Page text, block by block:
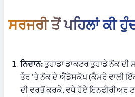
ਸਰਜਰੀ ਤੋਂ ਪਹਿਲਾਂ ਕੀ
ਨਿਦਾਨ: ਤੁਹਾਡਾ ਡਾਕਟਰ ਤੁਹਾਡੇ ਨੱਕ
ਤੌਰ 'ਤੇ ਨੱਕ ਦੇ ਐਂਡੋਸਕੋਪ (ਕੈਮਰੇ ਵਾਲੀ
ਦੀ ਵਰਤੋਂ ਕਰਕੇ, ਵਧੇ ਹੋਏ ਇਨਫੀਰੀਅਰ